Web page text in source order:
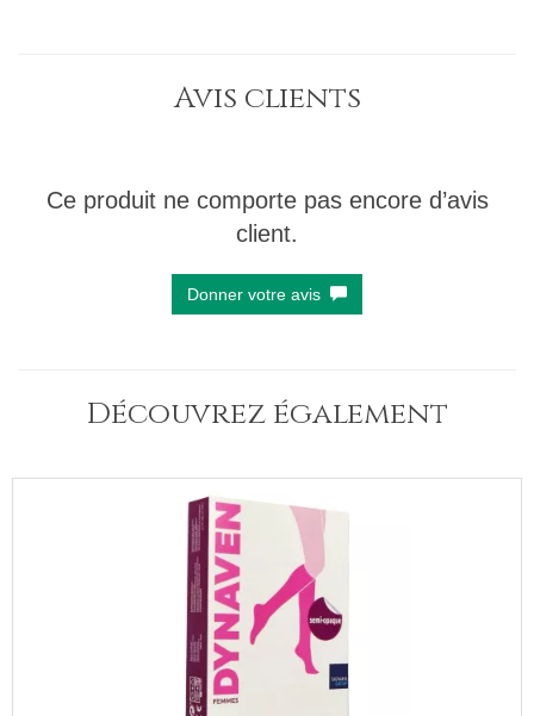
Avis clients
Ce produit ne comporte pas encore d’avis
client.
Donner votre avis
Découvrez également